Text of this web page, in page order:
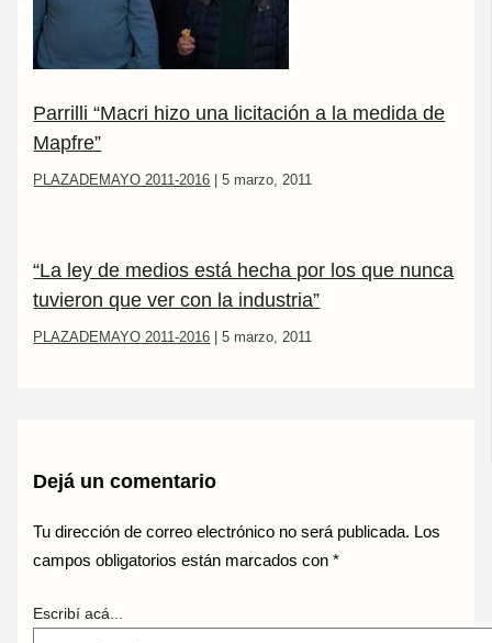
Parrilli “Macri hizo una licitación a la medida de
Mapfre”
PLAZADEMAYO 2011-2016 |5 marzo, 2011
“La ley de medios está hecha por los que nunca
tuvieron que ver con la industria”
PLAZADEMAYO 2011-2016 |5 marzo, 2011
Dejá un comentario
Tu dirección de correo electrónico no será publicada. Los
campos obligatorios están marcados con*
Escribí acá...